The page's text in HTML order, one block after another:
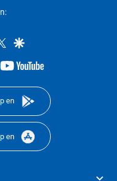
twittergoogle
youtube-
en
en